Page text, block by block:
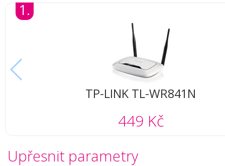
1.
TP-LINK TL-WR841N
449 Kč
Upřesnit parametry